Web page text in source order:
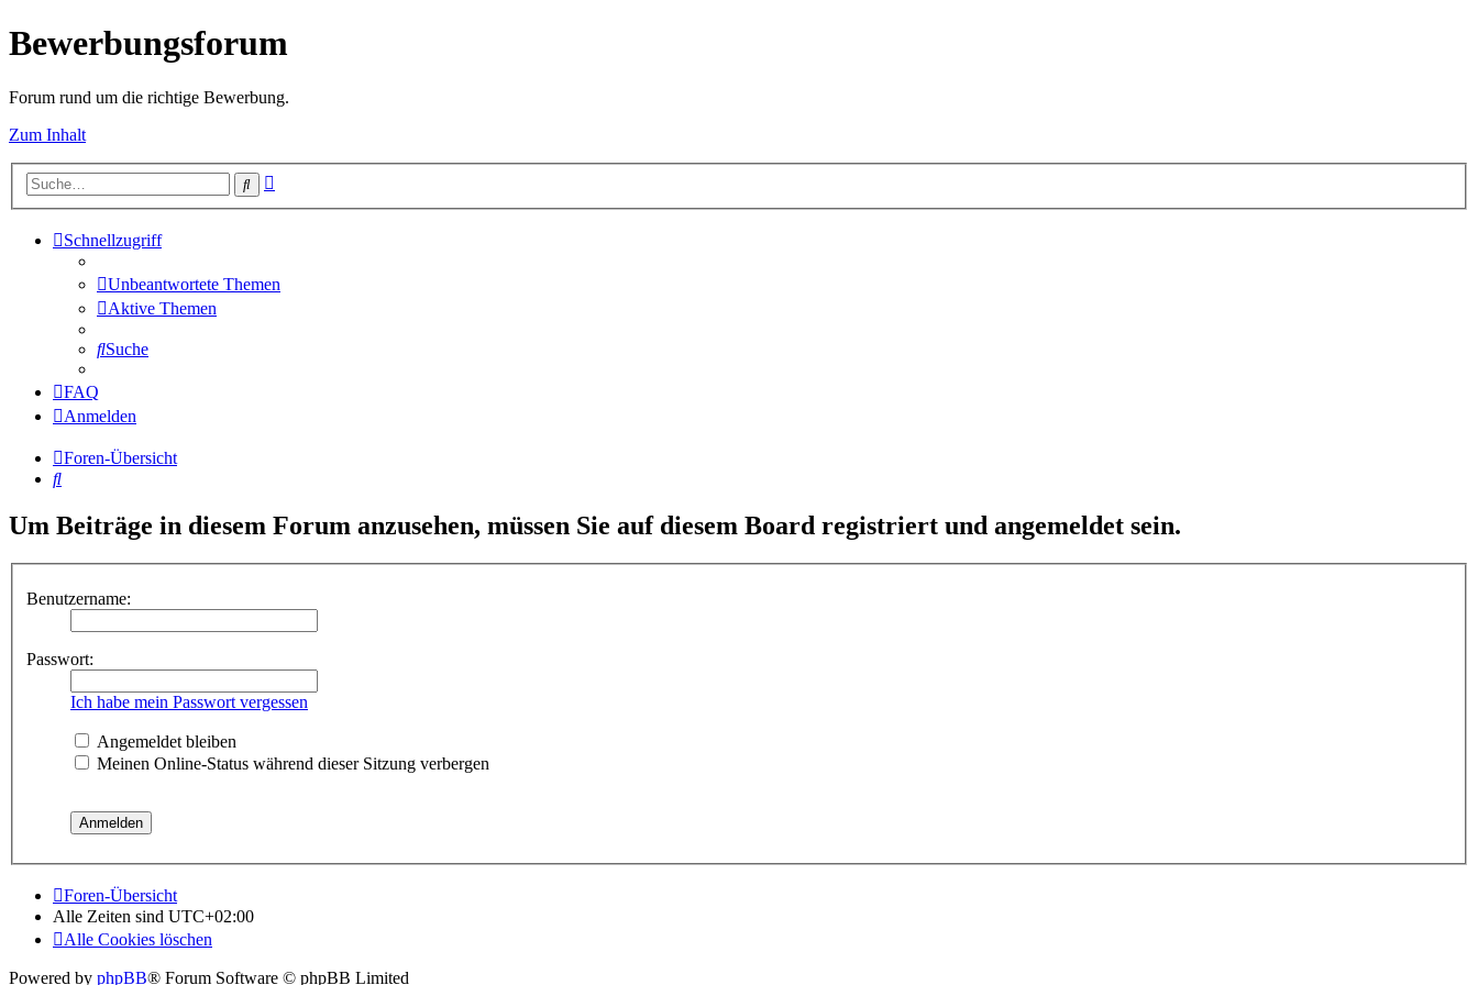
Bewerbungsforum
Forum rund um die richtige Bewerbung.
Zum Inhalt
Suche
Schnellzugriff
Unbeantwortete Themen
Aktive Themen
Suche
FAQ
Anmelden
Foren-Übersicht
Suche
Um Beiträge in diesem Forum anzusehen, müssen Sie auf diesem Board registriert und angemeldet sein.
Benutzername:
Passwort:
Ich habe mein Passwort vergessen
Angemeldet bleiben
Meinen Online-Status während dieser Sitzung verbergen
Foren-Übersicht
Alle Zeiten sind UTC+02:00
Alle Cookies löschen
Powered by phpBB® Forum Software © phpBB Limited